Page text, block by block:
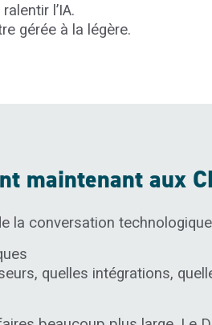
l’IA.
gérée à la légère.
maintenant aux
la conversation
quelles intégrations,